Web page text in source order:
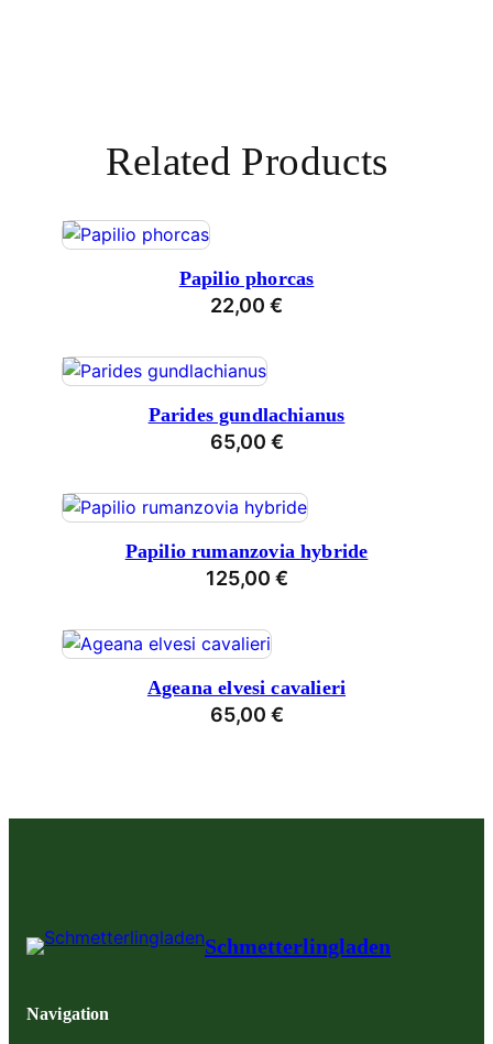
Related Products
Papilio phorcas
22,00 €
Parides gundlachianus
65,00 €
Papilio rumanzovia hybride
125,00 €
Ageana elvesi cavalieri
65,00 €
Schmetterlingladen
Navigation